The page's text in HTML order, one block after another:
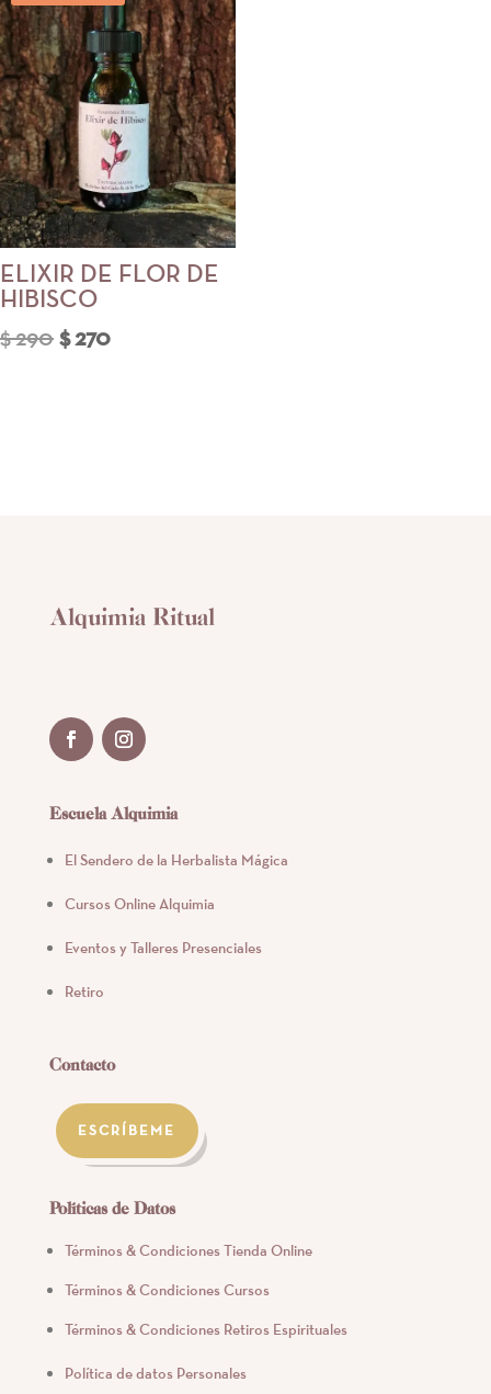
ELIXIR DE FLOR DE
HIBISCO
$290El
$270El
Alquimia Ritual
Escuela Alquimia
El Sendero de la Herbalista Mágica
Cursos Online Alquimia
Eventos y Talleres Presenciales
Retiro
Contacto
ESCRÍBEME
Políticas de Datos
Términos & Condiciones Tienda Online
Términos & Condiciones Cursos
Términos & Condiciones Retiros Espirituales
Política de datos Personales